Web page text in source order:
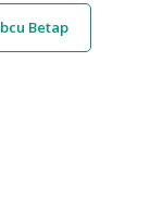
Betap